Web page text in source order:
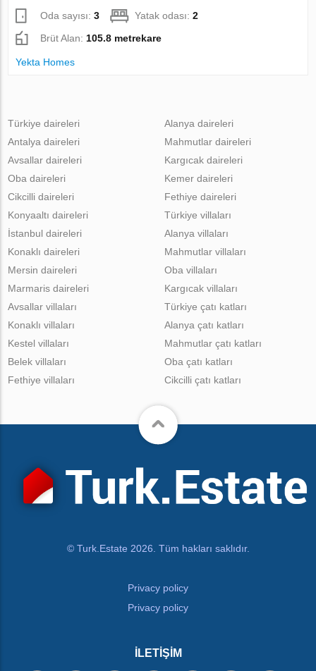
Oda sayısı:3 Yatak odası:2
Brüt Alan: 105.8 metrekare
Yekta Homes
Türkiye daireleri
Antalya daireleri
Avsallar daireleri
Oba daireleri
Cikcilli daireleri
Alanya daireleri
Mahmutlar daireleri
Kargıcak daireleri
Kemer daireleri
Fethiye daireleri
Konyaaltı daireleri
İstanbul daireleri
Konaklı daireleri
Mersin daireleri
Marmaris daireleri
Türkiye villaları
Alanya villaları
Mahmutlar villaları
Oba villaları
Kargıcak villaları
Avsallar villaları
Konaklı villaları
Kestel villaları
Belek villaları
Fethiye villaları
Türkiye çatı katları
Alanya çatı katları
Mahmutlar çatı katları
Oba çatı katları
Cikcilli çatı katları
© Turk.Estate 2026. Tüm hakları saklıdır.
Privacy policy
Privacy policy
İLETIŞIM